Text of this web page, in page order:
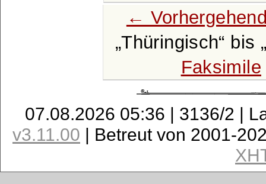
←
Thüringisch
bis
Faksimile
07.08.2026 05:36 | 3136/2 |
v3.11.00 | Betreut von 2001-